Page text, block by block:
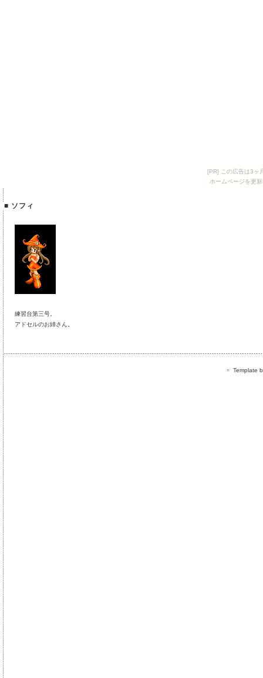
[PR] この広告は3ヶ
ホームページを更
■ ソフィ
練習台第三号。
アドセルのお姉さん。
Template